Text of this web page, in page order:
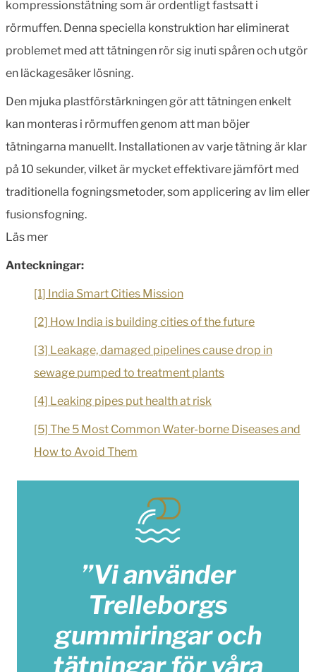
kompressionstätning som är ordentligt fastsatt i
rörmuffen. Denna speciella konstruktion har eliminerat
problemet med att tätningen rör sig inuti spåren och utgör
en läckagesäker lösning.
Den mjuka plastförstärkningen gör att tätningen enkelt
kan monteras i rörmuffen genom att man böjer
tätningarna manuellt. Installationen av varje tätning är klar
på 10 sekunder, vilket är mycket effektivare jämfört med
traditionella fogningsmetoder, som applicering av lim eller
fusionsfogning.
Läs mer
Anteckningar:
[1] India Smart Cities Mission
[2] How India is building cities of the future
[3] Leakage, damaged pipelines cause drop in
sewage pumped to treatment plants
[4] Leaking pipes put health at risk
[5] The 5 Most Common Water-borne Diseases and
How to Avoid Them
”Vi använder
Trelleborgs
gummiringar och
tätningar för våra